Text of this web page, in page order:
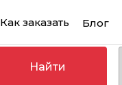
Найти
Блог
Как заказать